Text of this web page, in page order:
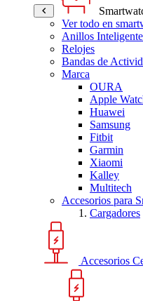
Ver todo en
Anillos
Relojes
Bandas de
Marca
OURA
Apple
Huawei
Samsung
Fitbit
Garmin
Xiaomi
Kalley
Multitech
Accesorios para
Cargadores
Accesorios